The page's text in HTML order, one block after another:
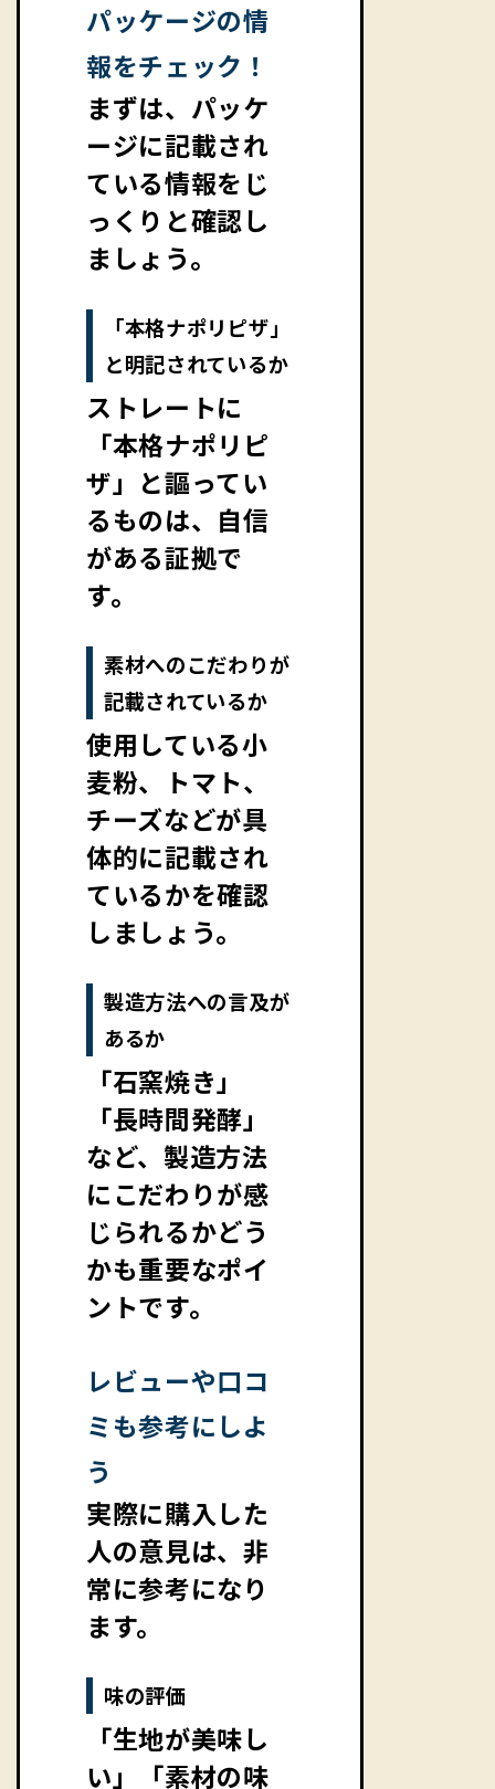
パッケージの情
報をチェック！
まずは、パッケ
ージに記載され
ている情報をじ
っくりと確認し
ましょう。
「本格ナポリピザ」
と明記されているか
ストレートに
「本格ナポリピ
ザ」と謳ってい
るものは、自信
がある証拠で
す。
素材へのこだわりが
記載されているか
使用している小
麦粉、トマト、
チーズなどが具
体的に記載され
ているかを確認
しましょう。
製造方法への言及が
あるか
「石窯焼き」
「長時間発酵」
など、製造方法
にこだわりが感
じられるかどう
かも重要なポイ
ントです。
レビューや口コ
ミも参考にしよ
う
実際に購入した
人の意見は、非
常に参考になり
ます。
味の評価
「生地が美味し
い」「素材の味